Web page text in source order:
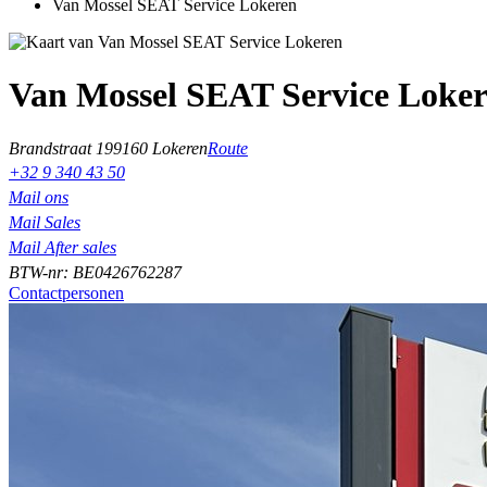
Van Mossel SEAT Service Lokeren
Van Mossel SEAT Service
Brandstraat 199160 LokerenRoute
+32 9 340 43 50
Mail ons
Mail Sales
Mail After sales
BTW-nr: BE0426762287
Contactpersonen